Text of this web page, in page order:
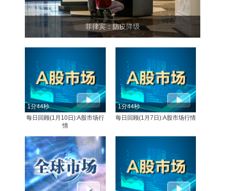
菲律宾：防疫降级
1分44秒
每日回顾(1月10日):A股市场行
情
1分44秒
每日回顾(1月7日):A股市场行情